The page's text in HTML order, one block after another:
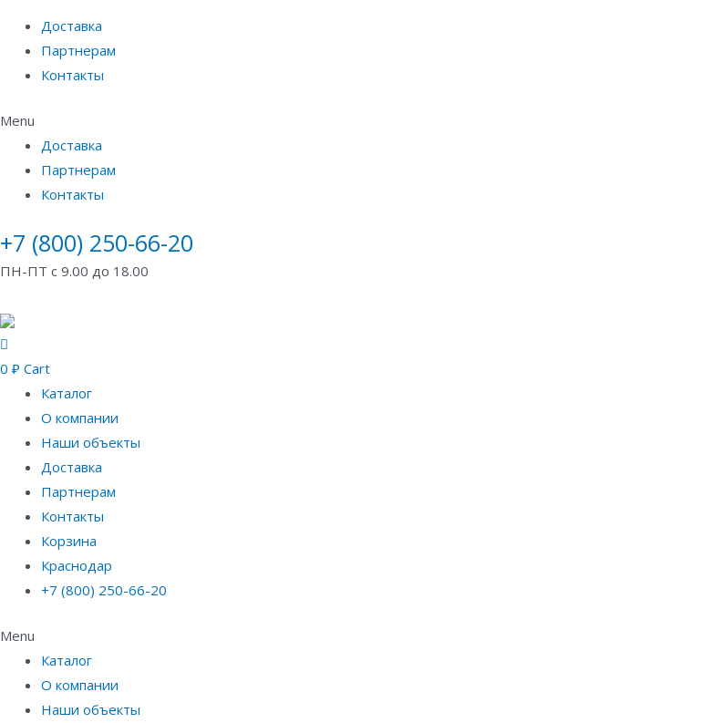
Доставка
Партнерам
Контакты
Menu
Доставка
Партнерам
Контакты
+7 (800) 250-66-20
ПН-ПТ с 9.00 до 18.00
0 ₽ Cart
Каталог
О компании
Наши объекты
Доставка
Партнерам
Контакты
Корзина
Краснодар
+7 (800) 250-66-20
Menu
Каталог
О компании
Наши объекты